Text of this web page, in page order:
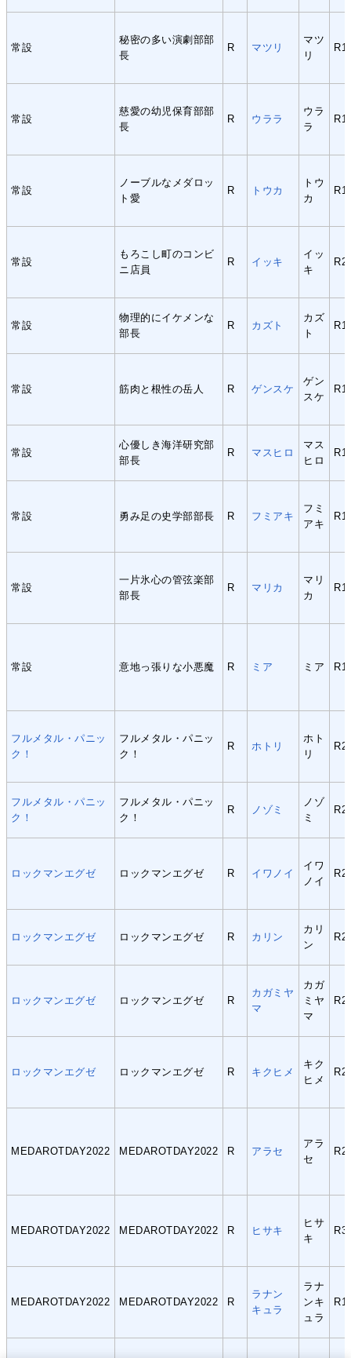
常設
秘密の多い演劇部部
長
R マツリ
マツ
リ
R1
常設
慈愛の幼児保育部部
長
R ウララ
ウラ
ラ
R1
常設
ノーブルなメダロッ
ト愛
R トウカ
トウ
カ
R1
常設
もろこし町のコンビ
ニ店員
R イッキ
イッ
キ
R2
常設
物理的にイケメンな
部長
R カズト
カズ
ト
R1
常設 筋肉と根性の岳人 R ゲンスケ
ゲン
スケ
R1
常設
心優しき海洋研究部
部長
R マスヒロ
マス
ヒロ
R1
常設 勇み足の史学部部長 R フミアキ
フミ
アキ
R1
常設
一片氷心の管弦楽部
部長
R マリカ
マリ
カ
R1
常設 意地っ張りな小悪魔 R ミア ミア R1
フルメタル・パニッ
ク！
フルメタル・パニッ
ク！
R ホトリ
ホト
リ
R2
フルメタル・パニッ
ク！
フルメタル・パニッ
ク！
R ノゾミ
ノゾ
ミ
R2
ロックマンエグゼ ロックマンエグゼ R イワノイ
イワ
ノイ
R2
ロックマンエグゼ ロックマンエグゼ R カリン
カリ
ン
R2
ロックマンエグゼ ロックマンエグゼ R
カガミヤ
マ
カガ
ミヤ
マ
R2
ロックマンエグゼ ロックマンエグゼ R キクヒメ
キク
ヒメ
R2
MEDAROTDAY2022 MEDAROTDAY2022 R アラセ
アラ
セ
R2
MEDAROTDAY2022 MEDAROTDAY2022 R ヒサキ
ヒサ
キ
R3
MEDAROTDAY2022 MEDAROTDAY2022 R
ラナン
キュラ
ラナ
ンキ
ュラ
R1